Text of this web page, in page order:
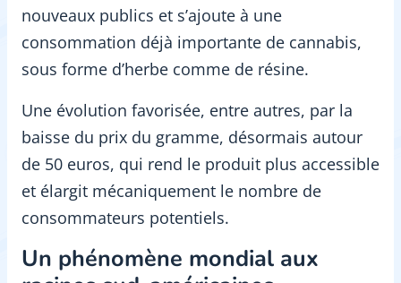
nouveaux publics et s’ajoute à une
consommation déjà importante de cannabis,
sous forme d’herbe comme de résine.
Une évolution favorisée, entre autres, par la
baisse du prix du gramme, désormais autour
de 50 euros, qui rend le produit plus accessible
et élargit mécaniquement le nombre de
consommateurs potentiels.
Un phénomène mondial aux